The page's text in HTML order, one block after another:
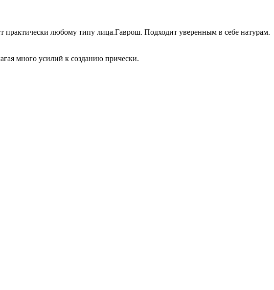
практически любому типу лица.Гаврош. Подходит уверенным в себе натурам.
много усилий к созданию прически.